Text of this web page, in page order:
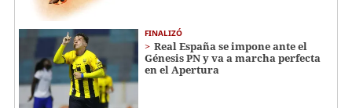
FINALIZÓ
Real España se impone ante el
Génesis PN y va a marcha perfecta
en el Apertura